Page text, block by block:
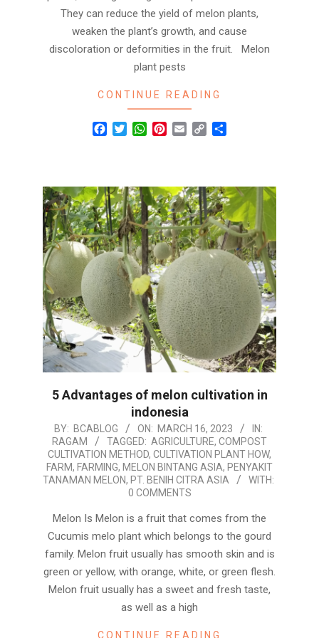
They can reduce the yield of melon plants,
weaken the plant’s growth, and cause
discoloration or deformities in the fruit. Melon
plant pests
CONTINUE READING
Facebook
TwitterWhatsApp
Pinterest
Email Copy
5 Advantages of melon cultivation in
indonesia
2023-
03-
16
BY: BCABLOG ON: MARCH 16, 2023
IN:
RAGAM
TAGGED: AGRICULTURE, COMPOST
CULTIVATION METHOD, CULTIVATION PLANT HOW,
FARM, FARMING, MELON BINTANG ASIA, PENYAKIT
TANAMAN MELON, PT. BENIH CITRA ASIA
WITH:
0 COMMENTS
Melon Is Melon is a fruit that comes from the
Cucumis melo plant which belongs to the gourd
family. Melon fruit usually has smooth skin and is
green or yellow, with orange, white, or green flesh.
Melon fruit usually has a sweet and fresh taste,
as well as a high
CONTINUE READING